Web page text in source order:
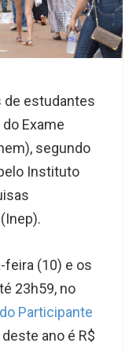
de estudantes
Exame
segundo
Instituto
feira (10) e os
23h59, no
Participante
ano é R$